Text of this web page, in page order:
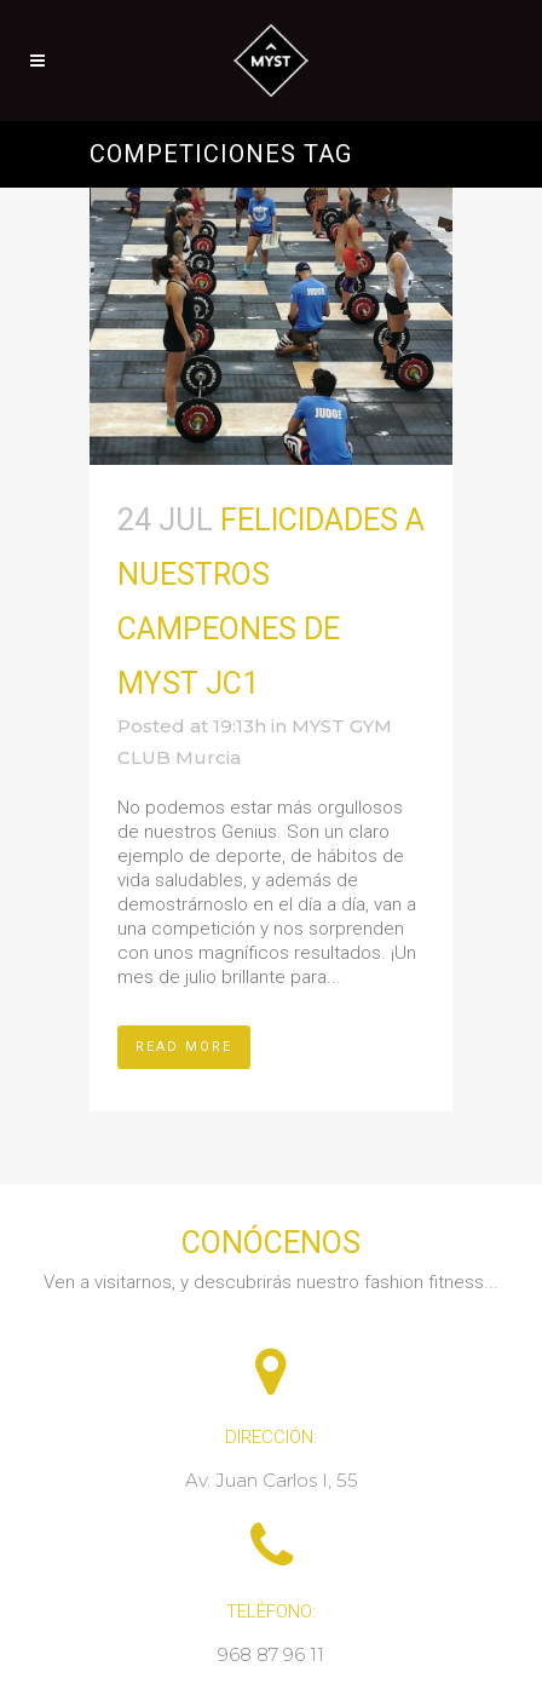
COMPETICIONES TAG
24 JUL FELICIDADES A
NUESTROS
CAMPEONES DE
MYST JC1
Posted at 19:13h in MYST GYM
CLUB Murcia
No podemos estar más orgullosos
de nuestros Genius. Son un claro
ejemplo de deporte, de hábitos de
vida saludables, y además de
demostrárnoslo en el día a día, van a
una competición y nos sorprenden
con unos magníficos resultados. ¡Un
mes de julio brillante para...
READ MORE
CONÓCENOS
Ven a visitarnos, y descubrirás nuestro fashion fitness...
DIRECCIÓN:
Av. Juan Carlos I, 55
TELÉFONO:
968 87 96 11